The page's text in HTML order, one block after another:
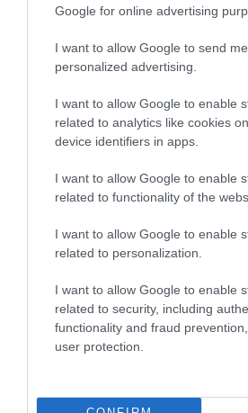
Google for online advertising
I want to allow Google to send me
personalized advertising.
I want to allow Google to enable
related to analytics like cookies
device identifiers in apps.
I want to allow Google to enable
related to functionality of the
I want to allow Google to enable
related to personalization.
I want to allow Google to enable
related to security, including
functionality and fraud
user protection.